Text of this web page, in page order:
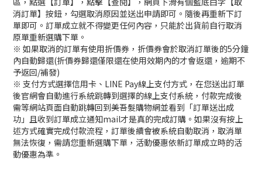
消訂單】按鈕，勾選取消原因並送出申請即可。隨後再重新下訂
單即可。訂單成立就不得變更任何內容，只能於出貨前自行取消
原單重新選購下單。
※ 如果取消的訂單有使用折價券，折價券會於取消訂單後的5分鐘
內自動歸還(折價券歸還僅限還在使用效期內的才會返還，逾期不
予返回/補發)
※ 支付方式選擇信用卡、LINE Pay線上支付方式，在您送出訂單
後官網會自動進行系統跳轉到選擇的線上支付系統，付款完成後
需等網站頁面自動跳轉回到美吾髮購物網並看到「訂單送出成
功」且收到訂單成立通知mail才是真的完成訂購。如果沒有按上
述方式確實完成付款流程，訂單後續會被系統自動取消，取消單
無法恢復，需請您重新選購下單，活動優惠依新訂單成立時的活
動優惠為準。